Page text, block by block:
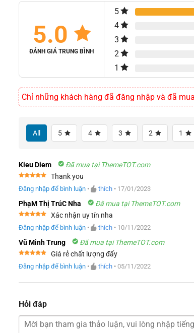
5.0
ĐÁNH GIÁ TRUNG BÌNH
5
4
3
2
1
Chỉ những khách hàng đã đăng nhập và đã
All 5 4 3 2 1
Kieu Diem Đã mua tại ThemeTOT.com
hạng55
Thank you
Đăng nhập để bình luận • thích • 17/01/2023
PhạM Thị TrúC Nha Đã mua tại ThemeTOT.com
hạng55
Xác nhận uy tín nha
Đăng nhập để bình luận • thích • 10/11/2022
Vũ Minh Trung Đã mua tại ThemeTOT.com
hạng55
Giá rẻ chất lượng đấy
Đăng nhập để bình luận • thích • 05/11/2022
Hỏi đáp